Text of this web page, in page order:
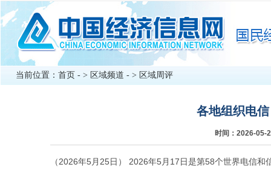
当前位置： 首页 - > 区域频道 - > 区域周评
各地组织电
时间：2026-05-
（2026年5月25日） 2026年5月17日是第58个世界电信